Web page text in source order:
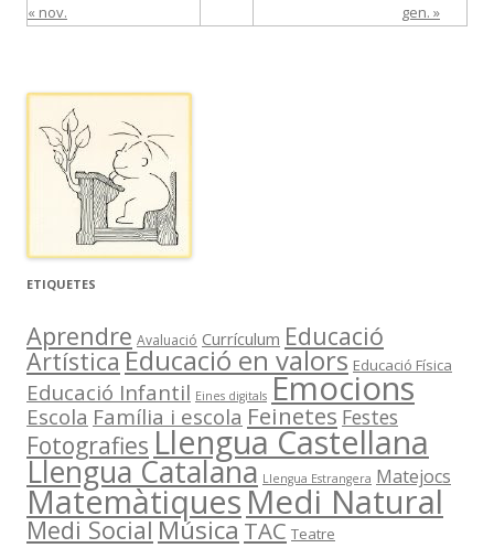
« nov. gen. »
ETIQUETES
Aprendre Avaluació Currículum Educació
Artística Educació en valors Educació Física
Educació Infantil Eines digitals Emocions
Escola Família i escola Feinetes Festes
FotografiesLlengua Castellana
Llengua Catalana Llengua Estrangera Matejocs
MatemàtiquesMedi Natural
Medi Social MúsicaTAC Teatre